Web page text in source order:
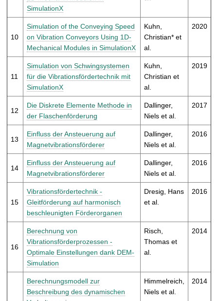
SimulationX
10
Simulation of the Conveying Speed
on Vibration Conveyors Using 1D-
Mechanical Modules in SimulationX
Kuhn,
Christian* et
al.
2020
11
Simulation von Schwingsystemen
für die Vibrationsfördertechnik mit
SimulationX
Kuhn,
Christian et
al.
2019
12
Die Diskrete Elemente Methode in
der Flaschenförderung
Dallinger,
Niels et al.
2017
13
Einfluss der Ansteuerung auf
Magnetvibrationsförderer
Dallinger,
Niels et al.
2016
14
Einfluss der Ansteuerung auf
Magnetvibrationsförderer
Dallinger,
Niels et al.
2016
15
Vibrationsfördertechnik -
Gleitförderung auf harmonisch
beschleunigten Förderorganen
Dresig, Hans
et al.
2016
16
Berechnung von
Vibrationsförderprozessen -
Optimale Einstellungen dank DEM-
Simulation
Risch,
Thomas et
al.
2014
Berechnungsmodell zur
Beschreibung des dynamischen
Himmelreich,
Niels et al.
2014